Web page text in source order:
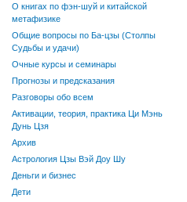
О книгах по фэн-шуй и китайской
метафизике
Общие вопросы по Ба-цзы (Столпы
Судьбы и удачи)
Очные курсы и семинары
Прогнозы и предсказания
Разговоры обо всем
Активации, теория, практика Ци Мэнь
Дунь Цзя
Архив
Астрология Цзы Вэй Доу Шу
Деньги и бизнес
Дети